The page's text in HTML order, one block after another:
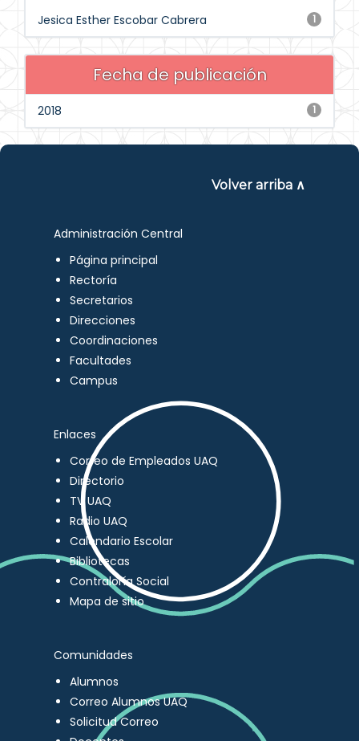
1
Jesica Esther Escobar Cabrera
Fecha de publicación
1
2018
Volver arriba ∧
Administración Central
Página principal
Rectoría
Secretarios
Direcciones
Coordinaciones
Facultades
Campus
Enlaces
Correo de Empleados UAQ
Directorio
TV UAQ
Radio UAQ
Calendario Escolar
Bibliotecas
Contraloría Social
Mapa de sitio
Comunidades
Alumnos
Correo Alumnos UAQ
Solicitud Correo